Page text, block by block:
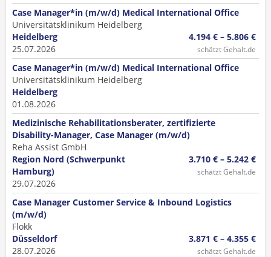
Case Manager*in (m/w/d) Medical International Office
Universitätsklinikum Heidelberg
Heidelberg
25.07.2026
4.194 € – 5.806 €
schätzt Gehalt.de
Case Manager*in (m/w/d) Medical International Office
Universitätsklinikum Heidelberg
Heidelberg
01.08.2026
Medizinische Rehabilitationsberater, zertifizierte
Disability-Manager, Case Manager (m/w/d)
Reha Assist GmbH
Region Nord (Schwerpunkt
Hamburg)
29.07.2026
3.710 € – 5.242 €
schätzt Gehalt.de
Case Manager Customer Service & Inbound Logistics
(m/w/d)
Flokk
Düsseldorf
28.07.2026
3.871 € – 4.355 €
schätzt Gehalt.de